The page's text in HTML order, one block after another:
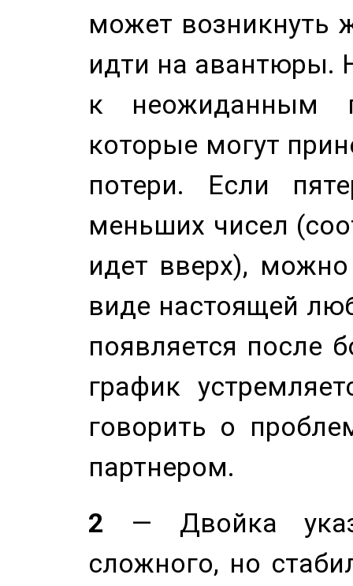
может возникнуть
идти на авантюры.
к неожиданным
которые могут
потери. Если
меньших чисел
идет вверх),
виде настоящей
появляется после
график
говорить о
партнером.
2 — Двойка
сложного, но